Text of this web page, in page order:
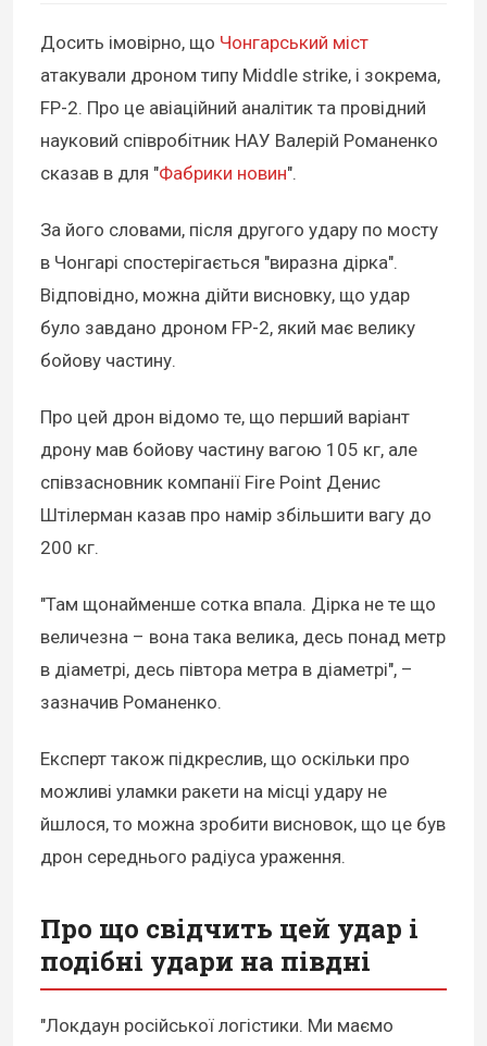
Досить імовірно, що Чонгарський міст
атакували дроном типу Middle strike, і зокрема,
FP-2. Про це авіаційний аналітик та провідний
науковий співробітник НАУ Валерій Романенко
сказав в для "Фабрики новин".
За його словами, після другого удару по мосту
в Чонгарі спостерігається "виразна дірка".
Відповідно, можна дійти висновку, що удар
було завдано дроном FP-2, який має велику
бойову частину.
Про цей дрон відомо те, що перший варіант
дрону мав бойову частину вагою 105 кг, але
співзасновник компанії Fire Point Денис
Штілерман казав про намір збільшити вагу до
200 кг.
"Там щонайменше сотка впала. Дірка не те що
величезна – вона така велика, десь понад метр
в діаметрі, десь півтора метра в діаметрі", –
зазначив Романенко.
Експерт також підкреслив, що оскільки про
можливі уламки ракети на місці удару не
йшлося, то можна зробити висновок, що це був
дрон середнього радіуса ураження.
Про що свідчить цей удар і
подібні удари на півдні
"Локдаун російської логістики. Ми маємо